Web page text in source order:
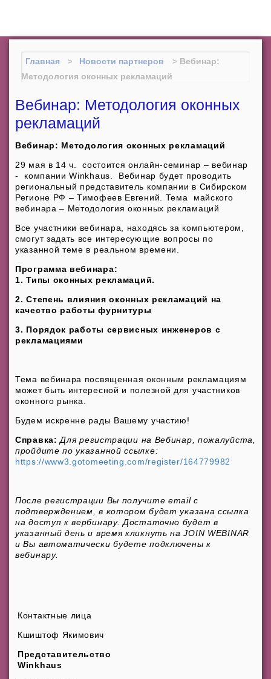
Главная Новости партнеров
Вебинар:
Методология оконных рекламаций
Вебинар: Методология оконных
рекламаций
Вебинар: Методология оконных рекламаций
29 мая в 14 ч. состоится онлайн-семинар – вебинар
- компании Winkhaus. Вебинар будет проводить
региональный представитель компании в Сибирском
Регионе РФ – Тимофеев Евгений. Тема майского
вебинара – Методология оконных рекламаций
Все участники вебинара, находясь за компьютером,
смогут задать все интересующие вопросы по
указанной теме в реальном времени.
Программа вебинара:
1.Типы оконных рекламаций.
2.Степень влияния оконных рекламаций на
качество работы фурнитуры
3. Порядок работы сервисных инженеров с
рекламациями
Тема вебинара посвященная оконным рекламациям
может быть интересной и полезной для участников
оконного рынка.
Будем искренне рады Вашему участию!
Справка: Для регистрации на Вебинар, пожалуйста,
пройдите по указанной ссылке:
https://www3.gotomeeting.com/register/164779982
После регистрации Вы получите email с
подтверждением, в котором будет указана ссылка
на доступ к вербинару. Достаточно будет в
указанный день и время кликнуть на JOIN WEBINAR
и Вы автоматически будете подключены к
вебинару.
Контактные лица
Кшиштоф Якимович
Представительство
Winkhaus